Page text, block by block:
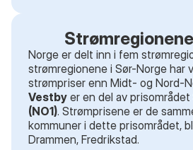
Norge er delt inn i fem
strømregionene i Sør-Norge har
strømpriser enn Midt- og Nord-
Vestby er en del av prisområdet
(NO1). Strømprisene er de
kommuner i dette prisområdet,
Drammen, Fredrikstad.